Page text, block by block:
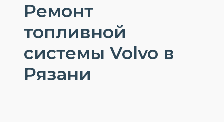
Ремонт
топливной
системы Volvo в
Рязани